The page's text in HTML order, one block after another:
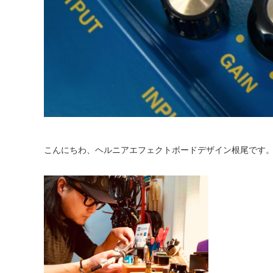
こんにちわ、ヘルニアエフェクトボードデザイン根尾です